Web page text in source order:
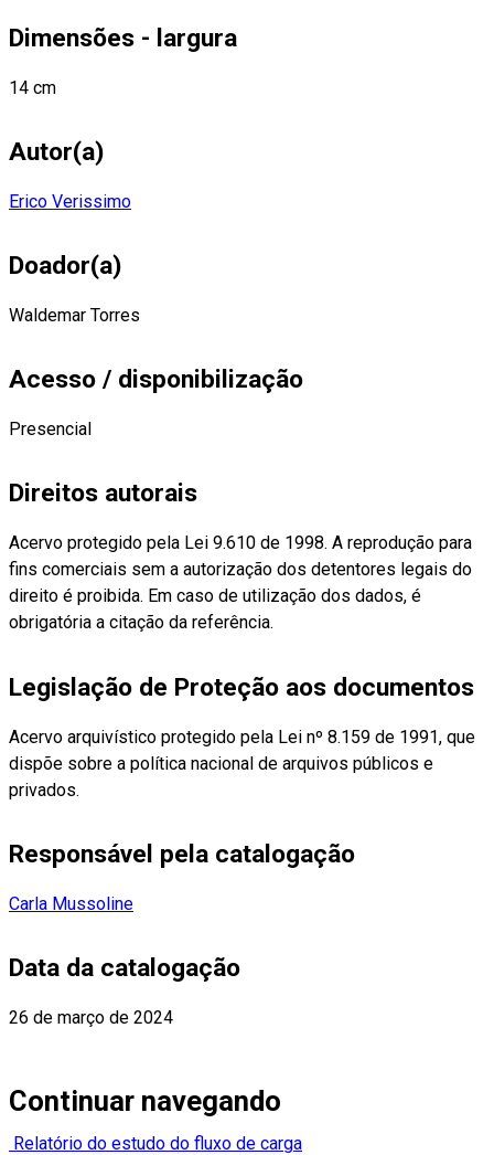
Dimensões - largura
14 cm
Autor(a)
Erico Verissimo
Doador(a)
Waldemar Torres
Acesso / disponibilização
Presencial
Direitos autorais
Acervo protegido pela Lei 9.610 de 1998. A reprodução para
fins comerciais sem a autorização dos detentores legais do
direito é proibida. Em caso de utilização dos dados, é
obrigatória a citação da referência.
Legislação de Proteção aos documentos
Acervo arquivístico protegido pela Lei nº 8.159 de 1991, que
dispõe sobre a política nacional de arquivos públicos e
privados.
Responsável pela catalogação
Carla Mussoline
Data da catalogação
26 de março de 2024
Continuar navegando
Relatório do estudo do fluxo de carga